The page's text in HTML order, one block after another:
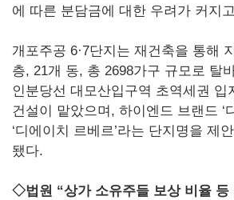
에 따른 분담금에 대한 우려가 커지
개포주공 6·7단지는 재건축을 통해
층, 21개 동, 총 2698가구 규모로 탈
인분당선 대모산입구역 초역세권 입
건설이 맡았으며, 하이엔드 브랜드 ‘
‘디에이치 르베르’라는 단지명을 제
됐다.
◇법원 “상가 소유주들 보상 비율 등